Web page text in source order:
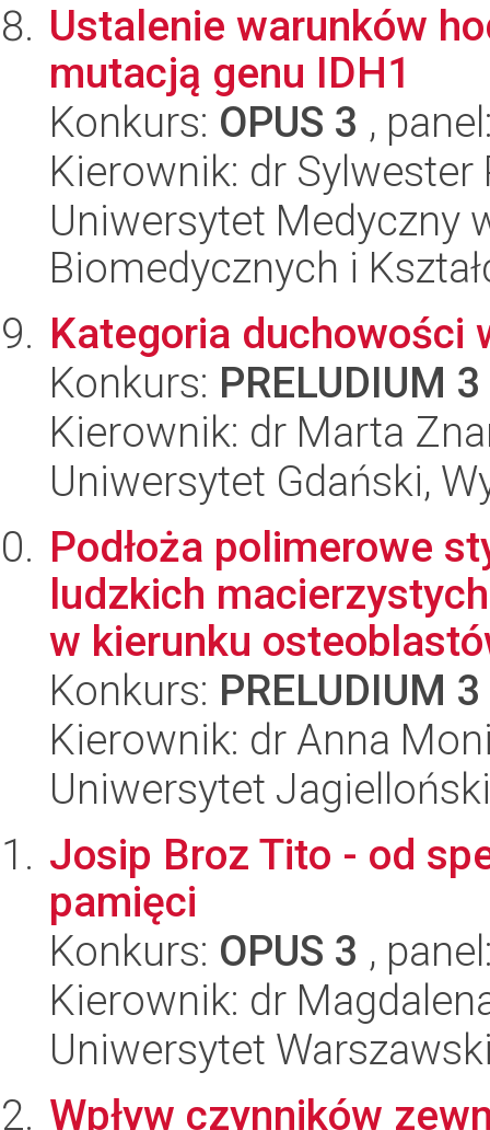
Ustalenie warunków
mutacją genu IDH1
Konkurs: OPUS 3 ,
Kierownik: dr
Uniwersytet Medyczny
Biomedycznych i
Kategoria duchowości
Konkurs: PRELUDIUM 3
Kierownik: dr Marta
Uniwersytet Gdański,
Podłoża polimerowe
ludzkich
w kierunku
Konkurs: PRELUDIUM 3
Kierownik: dr Anna
Uniwersytet
Josip Broz Tito - od
pamięci
Konkurs: OPUS 3 ,
Kierownik: dr
Uniwersytet
Wpływ czynników